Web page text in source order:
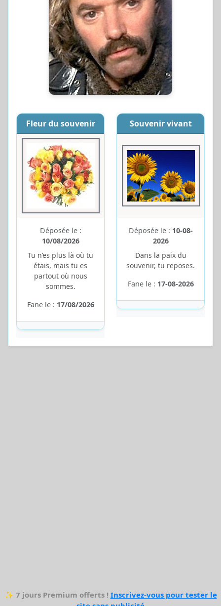
Fleur du souvenir
Déposée le :
10/08/2026
Tu n’es plus là où tu
étais, mais tu es
partout où nous
sommes.
Fane le : 17/08/2026
Souvenir vivant
Déposée le : 10-08-
2026
Dans la paix du
souvenir, tu reposes.
Fane le : 17-08-2026
✨ 7 jours Premium offerts ! Inscrivez-vous pour tester le